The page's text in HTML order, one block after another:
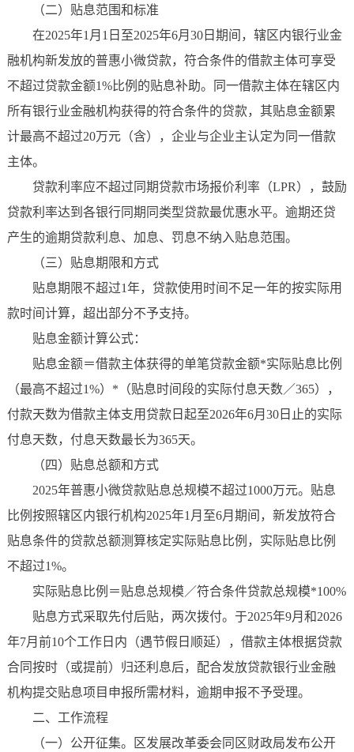
（二）贴息范围和标准
在2025年1月1日至2025年6月30日期间，辖区内银行业金
融机构新发放的普惠小微贷款，符合条件的借款主体可享受
不超过贷款金额1%比例的贴息补助。同一借款主体在辖区内
所有银行业金融机构获得的符合条件的贷款，其贴息金额累
计最高不超过20万元（含），企业与企业主认定为同一借款
主体。
贷款利率应不超过同期贷款市场报价利率（LPR），鼓励
贷款利率达到各银行同期同类型贷款最优惠水平。逾期还贷
产生的逾期贷款利息、加息、罚息不纳入贴息范围。
（三）贴息期限和方式
贴息期限不超过1年，贷款使用时间不足一年的按实际用
款时间计算，超出部分不予支持。
贴息金额计算公式：
贴息金额＝借款主体获得的单笔贷款金额*实际贴息比例
（最高不超过1%）*（贴息时间段的实际付息天数／365），
付款天数为借款主体支用贷款日起至2026年6月30日止的实际
付息天数，付息天数最长为365天。
（四）贴息总额和方式
2025年普惠小微贷款贴息总规模不超过1000万元。贴息
比例按照辖区内银行机构2025年1月至6月期间，新发放符合
贴息条件的贷款总额测算核定实际贴息比例，实际贴息比例
不超过1%。
实际贴息比例＝贴息总规模／符合条件贷款总规模*100%
贴息方式采取先付后贴，两次拨付。于2025年9月和2026
年7月前10个工作日内（遇节假日顺延），借款主体根据贷款
合同按时（或提前）归还利息后，配合发放贷款银行业金融
机构提交贴息项目申报所需材料，逾期申报不予受理。
二、工作流程
（一）公开征集。区发展改革委会同区财政局发布公开